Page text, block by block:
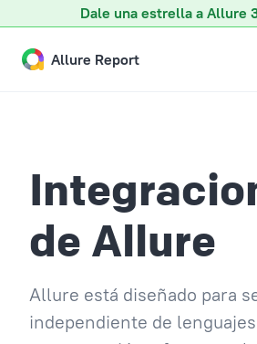
Dale una estrella a Allure
Skip to content
Allure Report
de Allure
Allure está diseñado para
independiente de